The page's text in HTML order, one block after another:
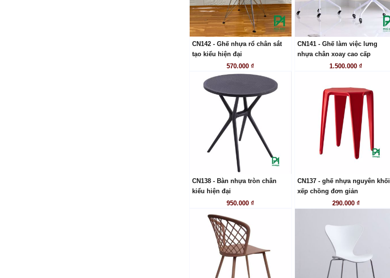
LIÊN HỆ
CN142 - Ghế nhựa rổ chân sắt
tạo kiểu hiện đại
570.000 ₫
CN141 - Ghế làm việc lưng
nhựa chân xoay cao cấp
1.500.000 ₫
LIÊN HỆ
CN138 - Bàn nhựa tròn chân
kiểu hiện đại
950.000 ₫
LIÊN HỆ
CN137 - ghế nhựa nguyên khối
xếp chồng đơn giản
290.000 ₫